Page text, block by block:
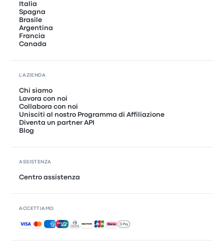
Italia
Spagna
Brasile
Argentina
Francia
Canada
L'AZIENDA
Chi siamo
Lavora con noi
Collabora con noi
Unisciti al nostro Programma di Affiliazione
Diventa un partner API
Blog
ASSISTENZA
Centro assistenza
ACCETTIAMO
Pagamenti accettati